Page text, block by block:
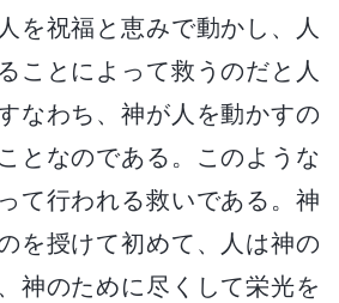
を祝福と恵みで動かし、人
ことによって救うのだと人
なわち、神が人を動かすの
となのである。このような
て行われる救いである。神
を授けて初めて、人は神の
神のために尽くして栄光を